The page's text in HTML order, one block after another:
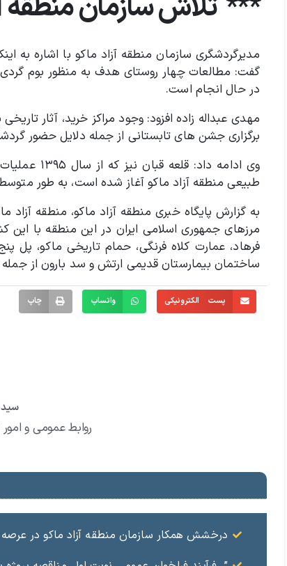
*** تلاش سازمان منطقه
گفت: مطالعات چهار روستای هدف به منظور بوم
در حال انجام است.
مهدی عبداله زاده افزود: وجود مراکز خرید، آثار
برگزاری جشن های تابستانی از جمله دلایل حضور
وی ادامه
طبیعی منطقه آزاد ماکو آغاز شده است، به طور متوسط روزانه حدود ۲۰۰ نفر
به گزارش پایگاه خبری منطقه آزاد ماکو، منطقه
فرهاد، عمارت کلاه فرنگی، حمام تاریخی ماکو، پل
ساختمان بیمارستان قدیمی ارتش و سد بارون از
پست الکترونیکی واتساپ چاپ
سید
روابط عمومی و
درخشش همکار سازمان منطقه آزاد ماکو در عرصه